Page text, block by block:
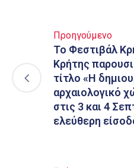
Προηγούμενο
Το Φεστιβάλ
Κρήτης
τίτλο «Η
αρχαιολογικό
στις 3 και 4
ελεύθερη